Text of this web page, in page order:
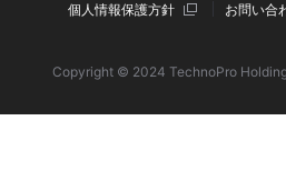
個⼈情報保護⽅針 お問い合
Copyright © 2024 TechnoPro